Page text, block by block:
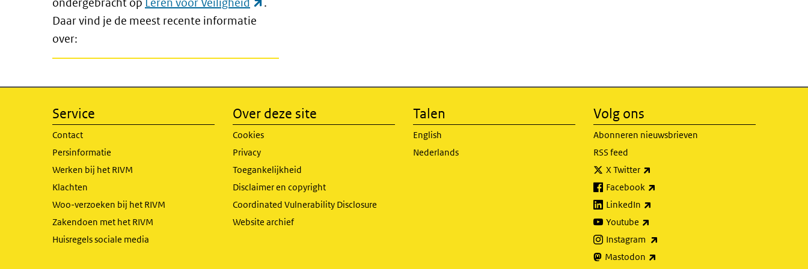
Daar vind je de meest recente informatie
over:
Service
Contact
Persinformatie
Werken bij het RIVM
Klachten
Woo-verzoeken bij het RIVM
Zakendoen met het RIVM
Huisregels sociale media
Over deze site
Cookies
Privacy
Toegankelijkheid
Disclaimer en copyright
Coordinated Vulnerability Disclosure
Website archief
Talen
English
Nederlands
Volg ons
Abonneren nieuwsbrieven
RSS feed
X Twitter
Facebook
LinkedIn
Youtube
Instagram
Mastodon